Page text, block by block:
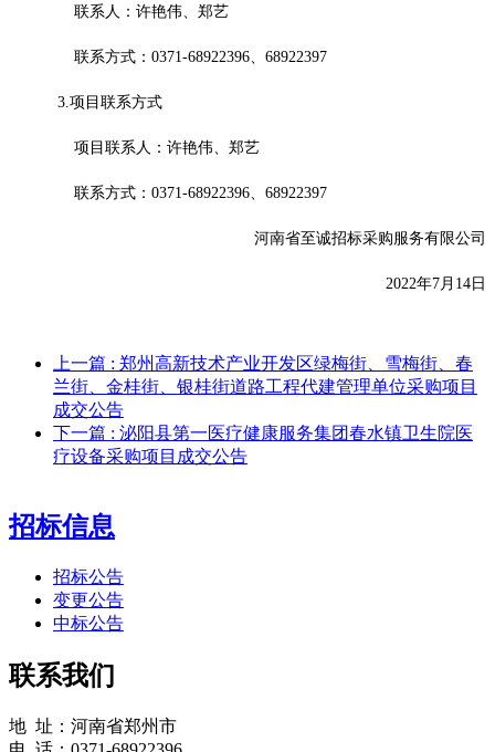
联系人：许艳伟、郑艺
联系方式： 0371-68922396、68922397
3.项目联系方式
项目联系人：许艳伟、郑艺
联系方式： 0371-68922396、68922397
河南省至诚招标采购服务有限公司
2022年7月14日
上一篇 : 郑州高新技术产业开发区绿梅街、雪梅街、春
兰街、金桂街、银桂街道路工程代建管理单位采购项目
成交公告
下一篇 : 泌阳县第一医疗健康服务集团春水镇卫生院医
疗设备采购项目成交公告
招标信息
招标公告
变更公告
中标公告
联系我们
地 址：河南省郑州市